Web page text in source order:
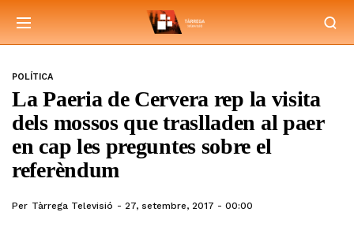
POLÍTICA
La Paeria de Cervera rep la visita
dels mossos que traslladen al paer
en cap les preguntes sobre el
referèndum
Per Tàrrega Televisió 27, setembre, 2017 - 00:00